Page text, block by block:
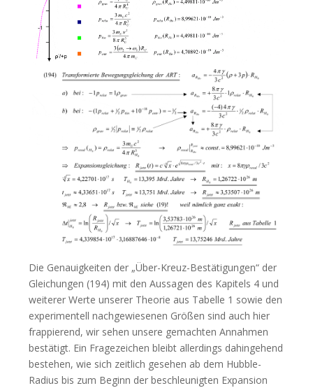
Die Genauigkeiten der „Über-Kreuz-Bestätigungen“ der
Gleichungen (194) mit den Aussagen des Kapitels 4 und
weiterer Werte unserer Theorie aus Tabelle 1 sowie den
experimentell nachgewiesenen Größen sind auch hier
frappierend, wir sehen unsere gemachten Annahmen
bestätigt. Ein Fragezeichen bleibt allerdings dahingehend
bestehen, wie sich zeitlich gesehen ab dem Hubble-
Radius bis zum Beginn der beschleunigten Expansion